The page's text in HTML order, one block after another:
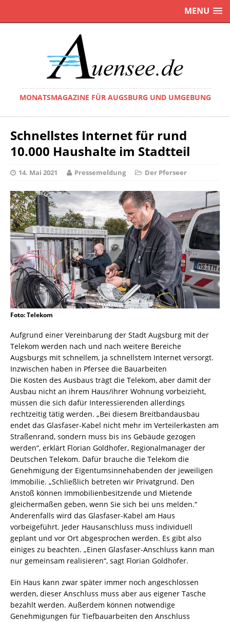
MENU
MONATSMAGAZINE FÜR AUGSBURG UND UMGEBUNG
Schnellstes Internet für rund
10.000 Haushalte im Stadtteil
14. Mai 2021 Pressemeldung Der Pferseer
Foto: Telekom
Aufgrund einer Vereinbarung der Stadt Augsburg mit der
Telekom werden nach und nach weitere Bereiche
Augsburgs mit schnellem, ja schnellstem Internet versorgt.
Inzwischen haben in Pfersee die Bauarbeiten
Die Kosten des Ausbaus trägt die Telekom, aber damit der
Ausbau nicht an ihrem Haus/ihrer Wohnung vorbeizieht,
müssen die sich dafür Interessierenden allerdings
rechtzeitig tätig werden. „Bei diesem Breitbandausbau
endet das Glasfaser-Kabel nicht mehr im Verteilerkasten am
Straßenrand, sondern muss bis ins Gebäude gezogen
werden“, erklärt Florian Goldhofer, Regionalmanager der
Deutschen Telekom. Dafür brauche die Telekom die
Genehmigung der Eigentumsinnehabenden der jeweiligen
Immobilie. „Schließlich betreten wir Privatgrund. Den
Anstoß können Immobilienbesitzende und Mietende
gleichermaßen geben, wenn Sie sich bei uns melden.“
Anderenfalls wird das Glasfaser-Kabel am Haus
vorbeigeführt. Jeder Hausanschluss muss individuell
geplant und vor Ort abgesprochen werden. Es gibt also
einiges zu beachten. „Einen Glasfaser-Anschluss kann man
nur gemeinsam realisieren“, sagt Florian Goldhofer.
Ein Haus kann zwar später immer noch angeschlossen
werden, dieser Anschluss muss aber aus eigener Tasche
bezahlt werden. Außerdem können notwendige
Genehmigungen für Tiefbauarbeiten den Anschluss